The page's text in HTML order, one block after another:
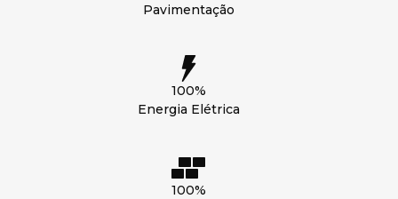
Pavimentação
100%
Energia Elétrica
100%